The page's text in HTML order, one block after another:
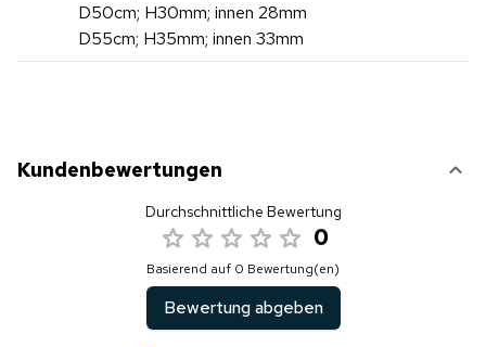
D50cm; H30mm; innen 28mm
D55cm; H35mm; innen 33mm
Kundenbewertungen
Durchschnittliche Bewertung
0
Basierend auf 0 Bewertung(en)
Bewertung abgeben